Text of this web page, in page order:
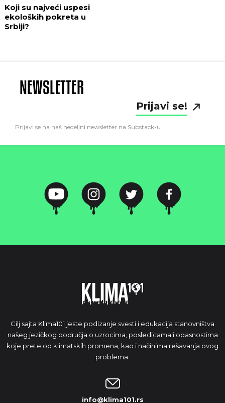
Koji su najveći uspesi
ekoloških pokreta u
Srbiji?
NEWSLETTER
Prijavi se!
Prijavi se na naš nedeljni newsletter na Substack-u
Cilj sajta Klima101 jeste podizanje svesti i edukacija stanovništva
našeg jezičkog područja o uzrocima, posledicama i opasnostima
koje prete od klimatskih promena, kao i načinima rešavanja ovog
problema.
info@klima101.rs